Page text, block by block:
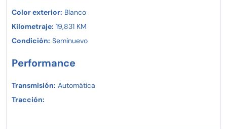
Color exterior: Blanco
Kilometraje: 19,831 KM
Condición: Seminuevo
Performance
Transmisión: Automática
Tracción: